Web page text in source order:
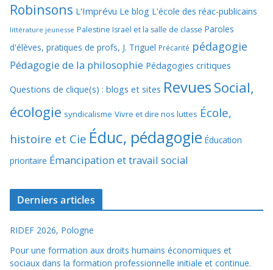
Robinsons L'Imprévu Le blog L'école des réac-publicains
littérature jeunesse Palestine Israël et la salle de classe Paroles
d'élèves, pratiques de profs, J. Triguel Précarité pédagogie
Pédagogie de la philosophie Pédagogies critiques
Questions de clique(s) : blogs et sites RevuesSocial,
écologie syndicalisme Vivre et dire nos luttes École,
histoire et Cie Éduc, pédagogie Éducation
prioritaire Émancipation et travail social
Derniers articles
RIDEF 2026, Pologne
Pour une formation aux droits humains économiques et
sociaux dans la formation professionnelle initiale et continue.